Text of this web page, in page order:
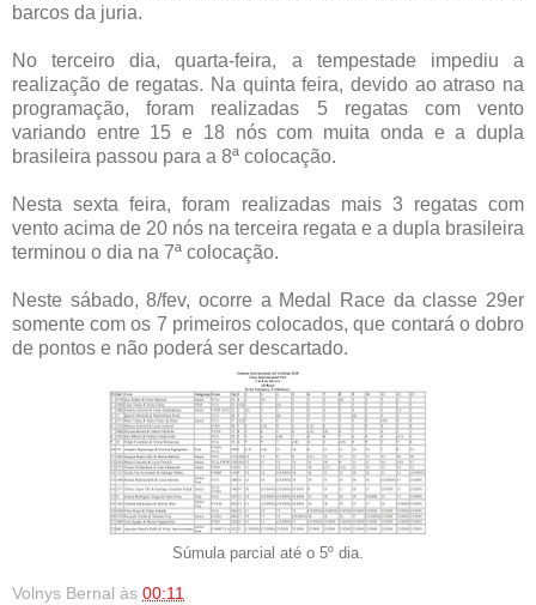
barcos da juria.
No terceiro dia, quarta-feira, a tempestade impediu a
realização de regatas. Na quinta feira, devido ao atraso na
programação, foram realizadas 5 regatas com vento
variando entre 15 e 18 nós com muita onda e a dupla
brasileira passou para a 8ª colocação.
Nesta sexta feira, foram realizadas mais 3 regatas com
vento acima de 20 nós na terceira regata e a dupla brasileira
terminou o dia na 7ª colocação.
Neste sábado, 8/fev, ocorre a Medal Race da classe 29er
somente com os 7 primeiros colocados, que contará o dobro
de pontos e não poderá ser descartado.
Súmula parcial até o 5º dia.
Volnys Bernal às 00:11